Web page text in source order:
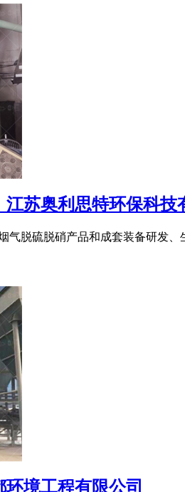
苏奥利思特环保科技
气脱硫脱硝产品和成套装备研发
境工程有限公司